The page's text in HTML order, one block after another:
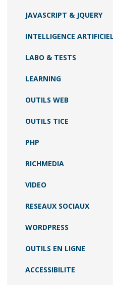
JAVASCRIPT & JQUERY
INTELLIGENCE
LABO & TESTS
LEARNING
OUTILS WEB
OUTILS TICE
PHP
RICHMEDIA
VIDEO
RESEAUX SOCIAUX
WORDPRESS
OUTILS EN LIGNE
ACCESSIBILITE